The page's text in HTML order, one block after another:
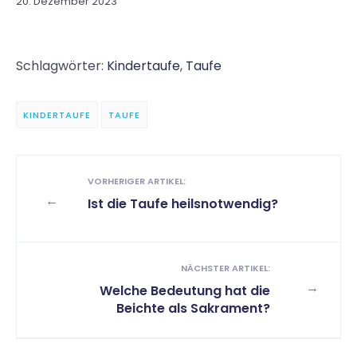
Schlagwörter: Kindertaufe, Taufe
KINDERTAUFE TAUFE
←
VORHERIGER ARTIKEL:
Ist die Taufe heilsnotwendig?
→
NÄCHSTER ARTIKEL:
Welche Bedeutung hat die
Beichte als Sakrament?